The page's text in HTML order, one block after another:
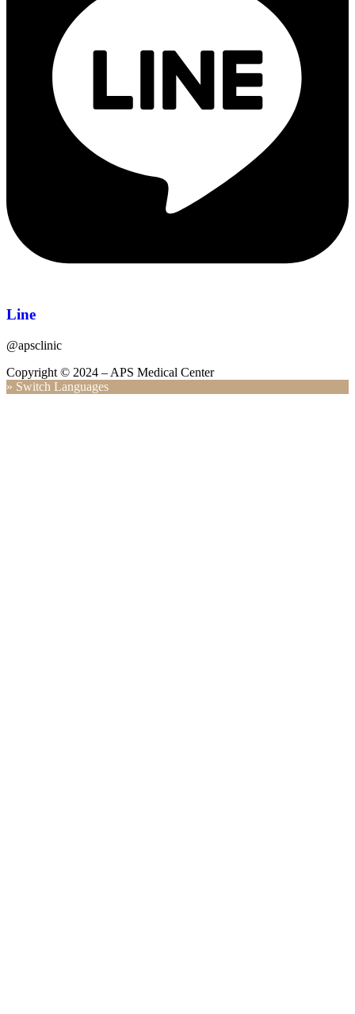
Line
@apsclinic
Copyright © 2024 – APS Medical Center
» Switch Languages